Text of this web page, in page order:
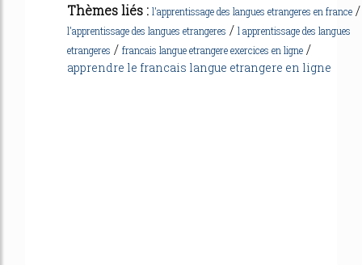
Thèmes liés : l'apprentissage des langues etrangeres en france /
l'apprentissage des langues etrangeres / l apprentissage des langues
etrangeres / francais langue etrangere exercices en ligne /
apprendre le francais langue etrangere en ligne